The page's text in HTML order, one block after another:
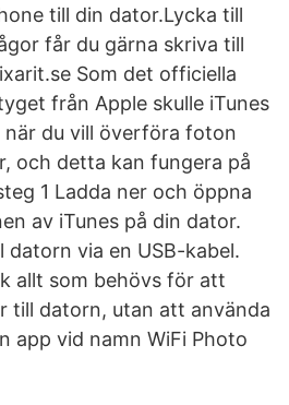
till din dator.Lycka till
får du gärna skriva till
Som det officiella
från Apple skulle iTunes
du vill överföra foton
och detta kan fungera på
1 Ladda ner och öppna
av iTunes på din dator.
datorn via en USB-kabel.
allt som behövs för att
till datorn, utan att använda
app vid namn WiFi Photo